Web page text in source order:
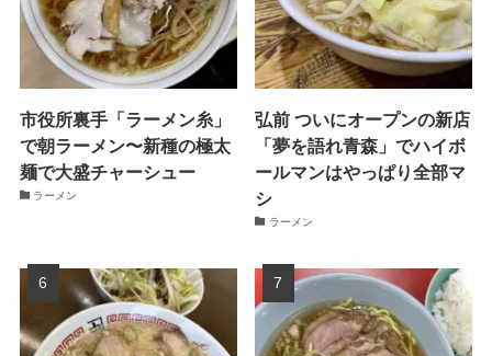
市役所裏手「ラーメン糸」
で朝ラーメン〜新種の極太
麺で大盛チャーシュー
ラーメン
弘前 ついにオープンの新店
「夢を語れ青森」でハイボ
ールマンはやっぱり全部マ
シ
ラーメン